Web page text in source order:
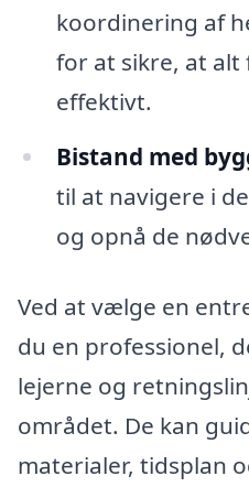
koordinering af
for at sikre, at
effektivt.
Bistand med
til at navigere i
og opnå de
Ved at vælge en
du en professionel,
lejerne og
området. De kan
materialer, tidsplan